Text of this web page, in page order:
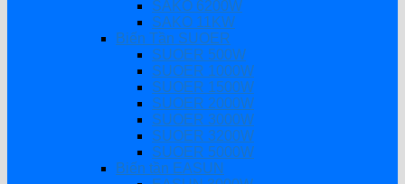
SAKO 6200W
SAKO 11KW
Biến Tần SUOER
SUOER 500W
SUOER 1000W
SUOER 1500W
SUOER 2000W
SUOER 3000W
SUOER 3200W
SUOER 5000W
Biến tần EASUN